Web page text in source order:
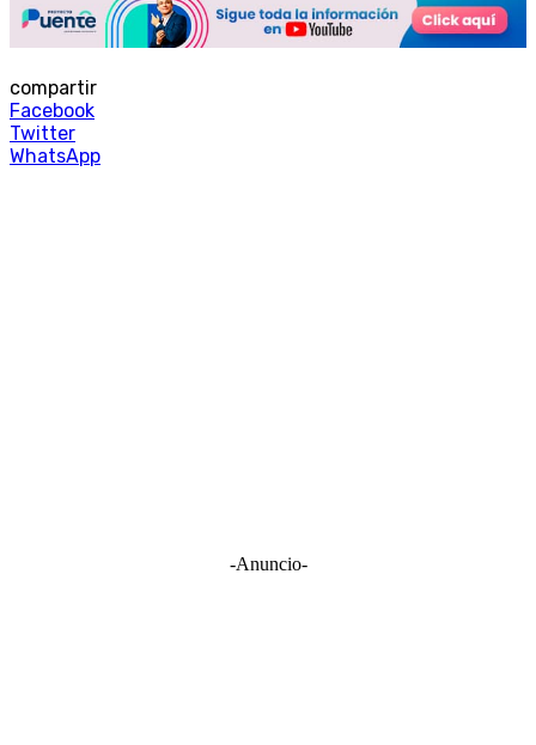
compartir
Facebook
Twitter
WhatsApp
-Anuncio-